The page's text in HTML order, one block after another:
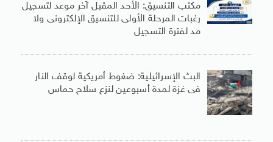
مكتب التنسيق: الأحد المقبل آخر موعد لتسجيل
رغبات المرحلة الأولى للتنسيق الإلكترونى ولا
مد لفترة التسجيل
البث الإسرائيلية: ضغوط أمريكية لوقف النار
فى غزة لمدة أسبوعين لنزع سلاح حماس